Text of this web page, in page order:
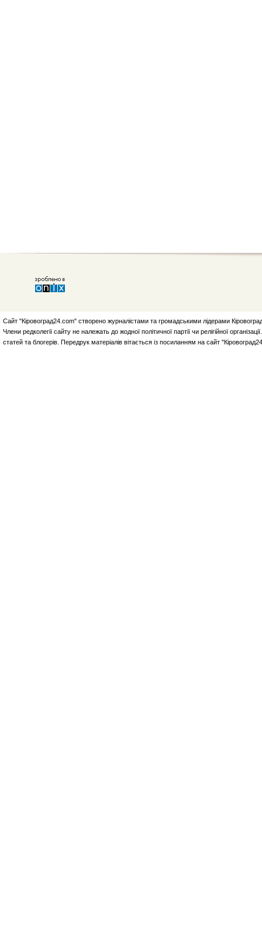
Сайт "Кіровоград24.com" створено журналістами та громадськими лідерами
Члени редколегії сайту не належать до жодної політичної партії чи релігійної
статей та блогерів. Передрук матеріалів вітається із посиланням на сайт